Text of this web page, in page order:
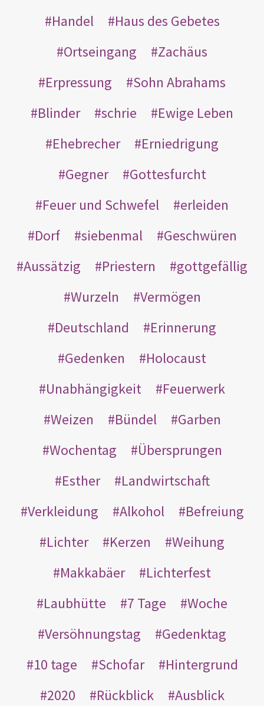
Handel
Haus des Gebetes
Ortseingang
Zachäus
Erpressung
Sohn Abrahams
Blinder
schrie
Ewige Leben
Ehebrecher
Erniedrigung
Gegner
Gottesfurcht
Feuer und Schwefel
erleiden
Dorf
siebenmal
Geschwüren
Aussätzig
Priestern
gottgefällig
Wurzeln
Vermögen
Deutschland
Erinnerung
Gedenken
Holocaust
Unabhängigkeit
Feuerwerk
Weizen
Bündel
Garben
Wochentag
Übersprungen
Esther
Landwirtschaft
Verkleidung
Alkohol
Befreiung
Lichter
Kerzen
Weihung
Makkabäer
Lichterfest
Laubhütte
7 Tage
Woche
Versöhnungstag
Gedenktag
10 tage
Schofar
Hintergrund
2020
Rückblick
Ausblick